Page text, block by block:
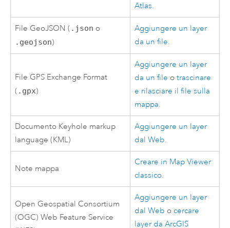
Atlas.
File GeoJSON ( .json o
.geojson)
Aggiungere un layer
da un file.
File GPS Exchange Format
( .gpx)
Aggiungere un layer
da un file otrascinare
e rilasciare il file sulla
mappa.
Documento Keyhole markup
language (KML)
Aggiungere un layer
dal Web.
Note mappa
Creare in Map Viewer
classico.
Open Geospatial Consortium
(OGC) Web Feature Service
Aggiungere un layer
dal Web o cercare
layer daArcGIS